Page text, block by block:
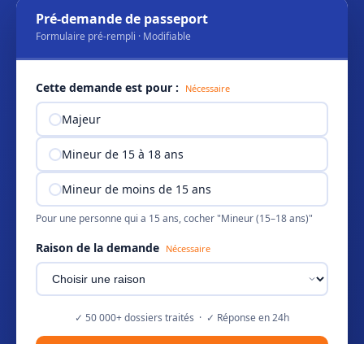
Pré-demande de passeport
Formulaire pré-rempli · Modifiable
Cette demande est pour : Nécessaire
Majeur
Mineur de 15 à 18 ans
Mineur de moins de 15 ans
Pour une personne qui a 15 ans, cocher "Mineur (15–18 ans)"
Raison de la demande Nécessaire
✓ 50 000+ dossiers traités · ✓ Réponse en 24h